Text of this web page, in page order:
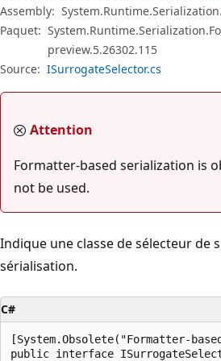
Assembly:
Paquet:
preview.5.26302.115
Source: ISurrogateSelector.cs
Attention
Formatter-based serialization is
not be used.
Indique une classe de sélecteur de
sérialisation.
C#
[System.Obsolete("Formatter-
public interface